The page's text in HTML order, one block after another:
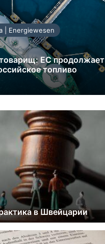
| Energiewesen
товарищ: ЕС продолжает
топливо
в Швейцарии